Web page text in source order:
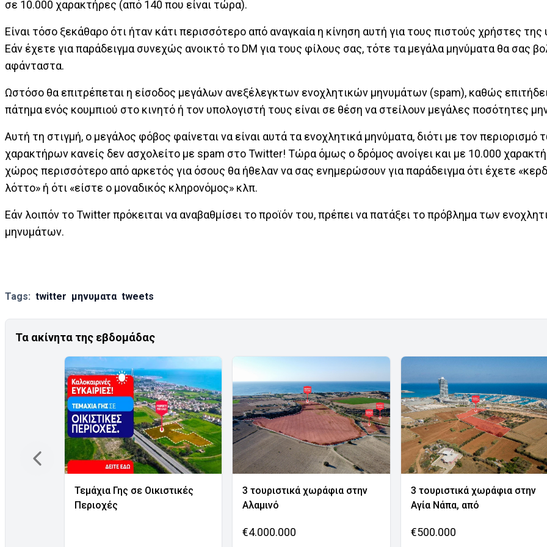
σε 10.000 χαρακτήρες (από 140 που είναι τώρα).
Είναι τόσο ξεκάθαρο ότι ήταν κάτι περισσότερο από αναγκαία η κίνηση αυτή για τους πιστούς χρήστες της
Εάν έχετε για παράδειγμα συνεχώς ανοικτό το DM για τους φίλους σας, τότε τα μεγάλα μηνύματα θα σας
αφάνταστα.
Ωστόσο θα επιτρέπεται η είσοδος μεγάλων ανεξέλεγκτων ενοχλητικών μηνυμάτων (spam), καθώς
πάτημα ενός κουμπιού στο κινητό ή τον υπολογιστή τους είναι σε θέση να στείλουν μεγάλες ποσότητες
Αυτή τη στιγμή, ο μεγάλος φόβος φαίνεται να είναι αυτά τα ενοχλητικά μηνύματα, διότι με τον περιορισμό
χαρακτήρων κανείς δεν ασχολείτο με spam στο Twitter! Τώρα όμως ο δρόμος ανοίγει και με 10.000
χώρος περισσότερο από αρκετός για όσους θα ήθελαν να σας ενημερώσουν για παράδειγμα ότι έχετε
λόττο» ή ότι «είστε ο μοναδικός κληρονόμος» κλπ.
Εάν λοιπόν το Twitter πρόκειται να αναβαθμίσει το προϊόν του, πρέπει να πατάξει το πρόβλημα των
μηνυμάτων.
Tags: twitter μηνυματα tweets
Τα ακίνητα της εβδομάδας
Τεμάχια Γης σε Οικιστικές
Περιοχές
3 τουριστικά χωράφια στην
Αλαμινό
€4.000.000
3 τουριστικά χωράφια στην
Αγία Νάπα, από
€500.000